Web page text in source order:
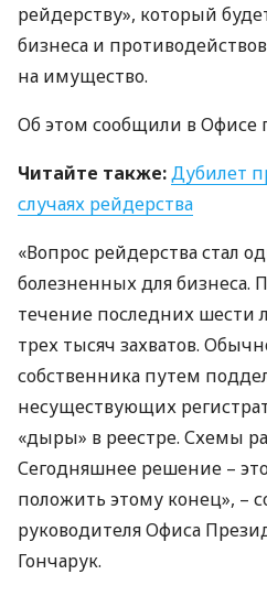
рейдерству», который
бизнеса и
на имущество.
Об этом сообщили в Офисе
Читайте также:Дубилет
случаях рейдерства
«Вопрос рейдерства стал
болезненных для бизнеса.
течение последних шести
трех тысяч захватов.
собственника путем
несуществующих
«дыры» в реестре. Схемы
Сегодняшнее решение –
положить этому конец», –
руководителя Офиса
Гончарук.